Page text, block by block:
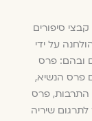
שני קבצי סיפורים
על ידי
ובהם: פרס
הנשיא,
פרס
שיריה